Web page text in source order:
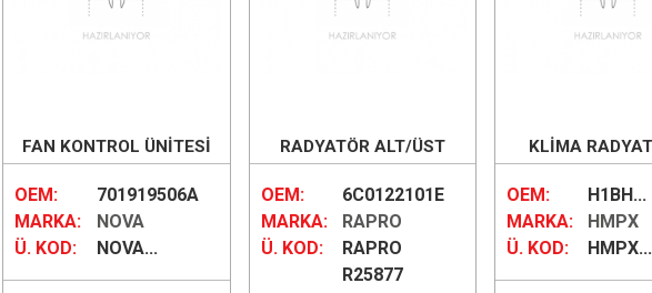
FAN KONTROL ÜNİTESİ
OEM:
701919506A
MARKA:
NOVA
Ü. KOD:
NOVA...
RADYATÖR ALT/ÜST
OEM:
6C0122101E
MARKA:
RAPRO
Ü. KOD:
RAPRO
R25877
KLİMA
OEM:
H1BH...
MARKA:
HMPX
Ü. KOD:
HMPX...